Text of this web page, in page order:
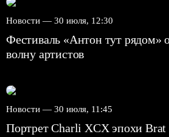
Новости — 30 июля, 12:30
Фестиваль «Антон тут рядом»
волну артистов
Новости — 30 июля, 11:45
Портрет Charli XCX эпохи